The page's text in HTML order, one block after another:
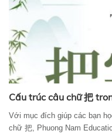
Cấu trúc câu chữ 把
Với mục đích giúp các bạn
chữ 把, Phuong Nam